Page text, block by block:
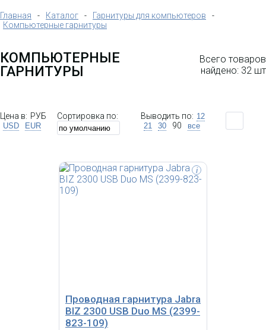
Главная - Каталог - Гарнитуры для компьютеров
-
Компьютерные гарнитуры
КОМПЬЮТЕРНЫЕ
ГАРНИТУРЫ
Всего товаров
найдено: 32 шт
Цена в: РУБ
USD EUR
Сортировка по: Выводить по: 12
21
30 90 все
Проводная гарнитура Jabra
BIZ 2300 USB Duo MS (2399-
823-109)
i
Microsoft Lync"